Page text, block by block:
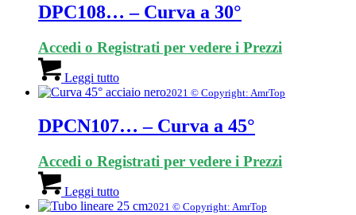
DPC108… – Curva a 30°
Accedi o Registrati per vedere i Prezzi
Leggi tutto
2021 © Copyright: AmrTop
DPCN107… – Curva a 45°
Accedi o Registrati per vedere i Prezzi
Leggi tutto
2021 © Copyright: AmrTop